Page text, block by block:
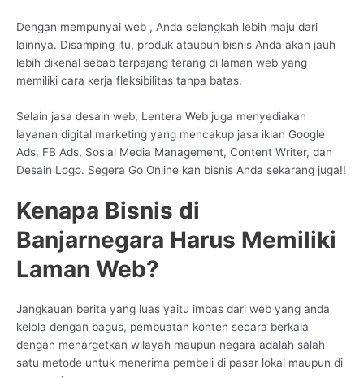
Dengan mempunyai web , Anda selangkah lebih maju dari
lainnya. Disamping itu, produk ataupun bisnis Anda akan jauh
lebih dikenal sebab terpajang terang di laman web yang
memiliki cara kerja fleksibilitas tanpa batas.
Selain jasa desain web, Lentera Web juga menyediakan
layanan digital marketing yang mencakup jasa iklan Google
Ads, FB Ads, Sosial Media Management, Content Writer, dan
Desain Logo. Segera Go Online kan bisnis Anda sekarang juga!!
Kenapa Bisnis di
Banjarnegara Harus Memiliki
Laman Web?
Jangkauan berita yang luas yaitu imbas dari web yang anda
kelola dengan bagus, pembuatan konten secara berkala
dengan menargetkan wilayah maupun negara adalah salah
satu metode untuk menerima pembeli di pasar lokal maupun di